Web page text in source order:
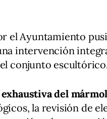
el Ayuntamiento
intervención
conjunto
del mármol
la revisión de